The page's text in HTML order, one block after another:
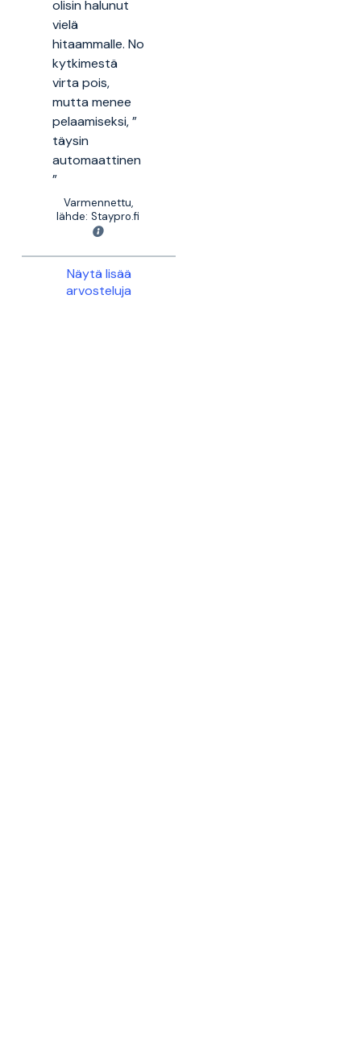
olisin halunut
vielä
hitaammalle. No
kytkimestä
virta pois,
mutta menee
pelaamiseksi, ”
täysin
automaattinen
”
Varmennettu,
lähde: Staypro.fi
Näytä lisää
arvosteluja